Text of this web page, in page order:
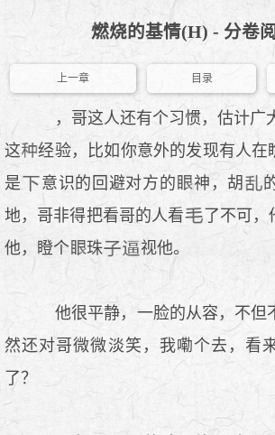
燃烧的基情(H) - 分卷
上一章 目录
，哥这人还有个习惯，估计广
这
经验，比如你意外的发现有人在
是
意识的回避对方的 神，胡
地，哥非得把看哥的人看
了不可，
他，瞪个
珠 视他。
他很平静，一脸的从容，不但
然还对哥微微淡笑，我嘞个去，看
了？